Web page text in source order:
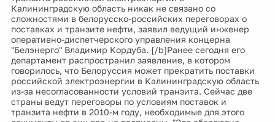
Калининградскую область никак не связано со
сложностями в белорусско-российских переговорах о
поставках и транзите нефти, заявил ведущий инженер
оперативно-диспетчерского управления концерна
"Белэнерго" Владимир Кордуба. [/b]Ранее сегодня его
департамент распространил заявление, в котором
говорилось, что Белоруссия может прекратить поставки
российской электроэнергии в Калининградскую область
из-за несогласованности условий транзита. Сейчас две
страны ведут переговоры по условиям поставок и
транзита нефти в 2010-м году, необходимые для этого